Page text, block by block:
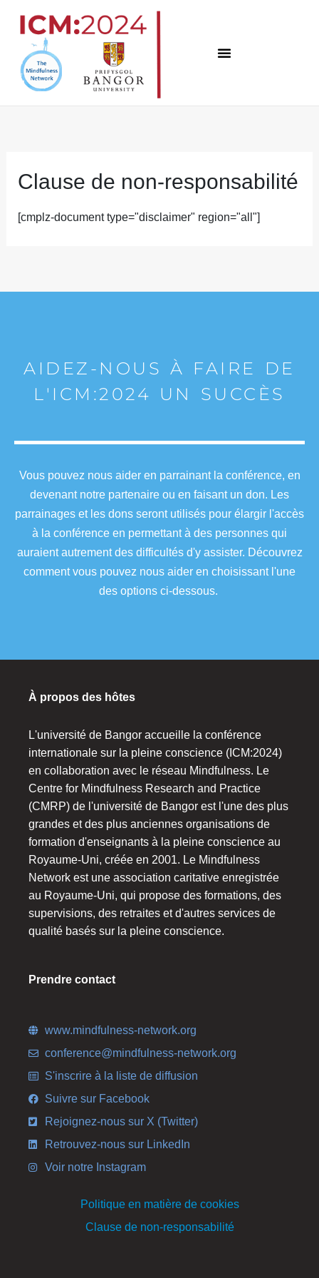
content
Clause de non-responsabilité
[cmplz-document type="disclaimer" region="all"]
AIDEZ-NOUS À FAIRE DE
L'ICM:2024 UN SUCCÈS
Vous pouvez nous aider en parrainant la conférence, en
devenant notre partenaire ou en faisant un don. Les
parrainages et les dons seront utilisés pour élargir l'accès
à la conférence en permettant à des personnes qui
auraient autrement des difficultés d'y assister. Découvrez
comment vous pouvez nous aider en choisissant l'une
des options ci-dessous.
À propos des hôtes
L'université de Bangor accueille la conférence
internationale sur la pleine conscience (ICM:2024)
en collaboration avec le réseau Mindfulness. Le
Centre for Mindfulness Research and Practice
(CMRP) de l'université de Bangor est l'une des plus
grandes et des plus anciennes organisations de
formation d'enseignants à la pleine conscience au
Royaume-Uni, créée en 2001. Le Mindfulness
Network est une association caritative enregistrée
au Royaume-Uni, qui propose des formations, des
supervisions, des retraites et d'autres services de
qualité basés sur la pleine conscience.
Prendre contact
www.mindfulness-network.org
conference@mindfulness-network.org
S'inscrire à la liste de diffusion
Suivre sur Facebook
Rejoignez-nous sur X (Twitter)
Retrouvez-nous sur LinkedIn
Voir notre Instagram
Politique en matière de cookies
Clause de non-responsabilité